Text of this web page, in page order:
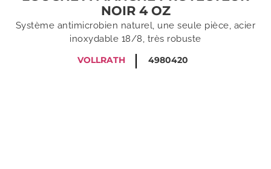
NOIR 4 OZ
Système antimicrobien naturel, une seule pièce, acier
inoxydable 18/8, très robuste
VOLLRATH
4980420